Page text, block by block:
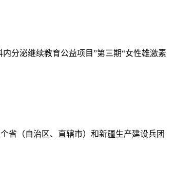
分泌继续教育公益项目”第三期“女性雄激素
省（自治区、直辖市）和新疆生产建设兵团